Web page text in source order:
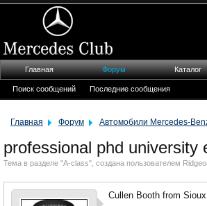
Главная Форум Автомобили Mercedes-
professional phd university
Тема в разделе "A-class", создана пользователем
Cullen Booth from
Главная Форум
Поиск сообщений Последние сообщения
Каталог